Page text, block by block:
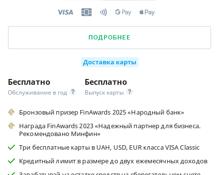
ПОДРОБНЕЕ
Доставка карты
Бесплатно
Обслуживание в год
Бесплатно
Выпуск карты
Бронзовый призер FinAwards 2025 «Народный банк»
Награда FinAwards 2023 «Надежный партнер для бизнеса.
Рекомендовано Минфин»
Три бесплатные карты в UAH, USD, EUR класса VISA Classic
Кредитный лимит в размере до двух ежемесячных доходов